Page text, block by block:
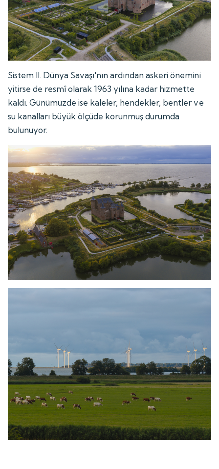
Sistem II. Dünya Savaşı'nın ardından askeri önemini
yitirse de resmî olarak 1963 yılına kadar hizmette
kaldı. Günümüzde ise kaleler, hendekler, bentler ve
su kanalları büyük ölçüde korunmuş durumda
bulunuyor.